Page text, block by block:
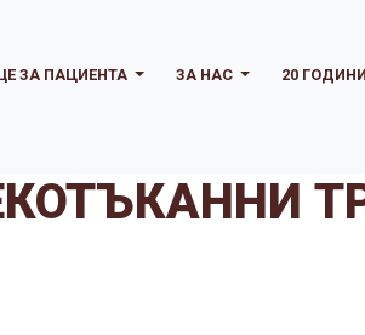
ЗА ПАЦИЕНТА ЗА НАС 20